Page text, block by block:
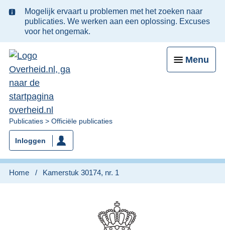
Ter
informatie:
Mogelijk ervaart u problemen met het zoeken naar
publicaties. We werken aan een oplossing. Excuses
voor het ongemak.
Menu
U
bent
nu
hier:
Publicaties Officiële publicaties
Inloggen
Home Kamerstuk 30174, nr. 1